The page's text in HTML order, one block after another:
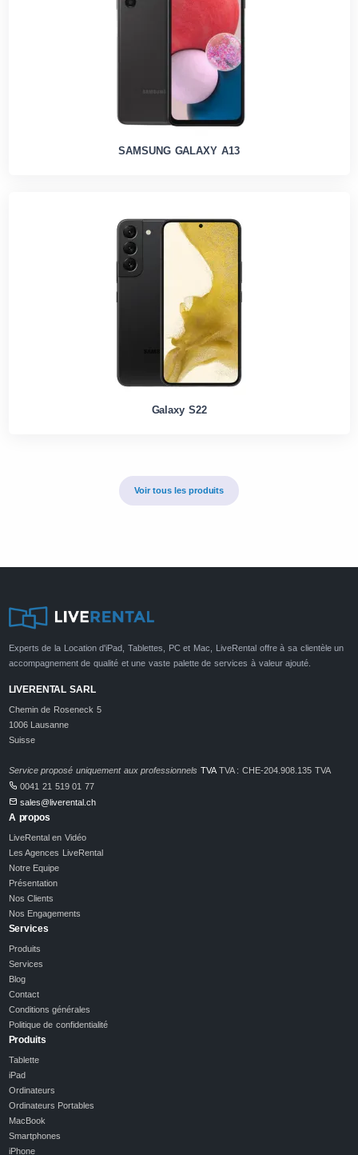
SAMSUNG GALAXY A13
Galaxy S22
Voir tous les produits
Experts de la Location d'iPad, Tablettes, PC et Mac, LiveRental offre à sa clientèle un
accompagnement de qualité et une vaste palette de services à valeur ajouté.
LIVERENTAL SARL
Chemin de Roseneck 5
1006 Lausanne
Suisse
Service proposé uniquement aux professionnels TVATVA : CHE-204.908.135 TVA
0041 21 519 01 77
sales@liverental.ch
A propos
LiveRental en Vidéo
Les Agences LiveRental
Notre Equipe
Présentation
Nos Clients
Nos Engagements
Services
Produits
Services
Blog
Contact
Conditions générales
Politique de confidentialité
Produits
Tablette
iPad
Ordinateurs
Ordinateurs Portables
MacBook
Smartphones
iPhone